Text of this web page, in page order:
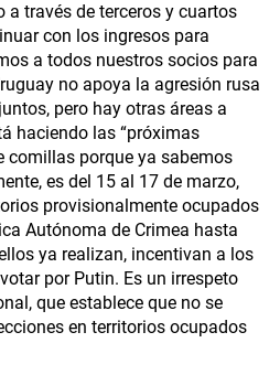
a través de terceros y cuartos
con los ingresos para
a todos nuestros socios para
no apoya la agresión rusa
pero hay otras áreas a
haciendo las “próximas
comillas porque ya sabemos
es del 15 al 17 de marzo,
provisionalmente ocupados
Autónoma de Crimea hasta
ya realizan, incentivan a los
por Putin. Es un irrespeto
que establece que no se
en territorios ocupados